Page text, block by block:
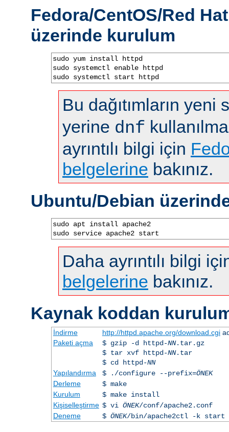
Fedora/CentOS/Red
üzerinde kurulum
sudo yum install httpd
sudo systemctl enable httpd
sudo systemctl start httpd
Bu dağıtımların
yerine dnf
ayrıntılı bilgi için
belgelerine bakınız.
Ubuntu/Debian
sudo apt install apache2
sudo service apache2 start
Daha ayrıntılı bilgi
belgelerine bakınız.
Kaynak koddan
İndirme http://httpd.apache.org/download.cgi
Paketi açma
$ gzip -d httpd-NN.tar.gz
$ tar xvf httpd-NN.tar
$ cd httpd-NN
Yapılandırma
$ ./configure --prefix=ÖNEK
Derleme
$ make
Kurulum
$ make install
Kişiselleştirme $ vi ÖNEK/conf/apache2.conf
Deneme
$ ÖNEK/bin/apache2ctl -k start